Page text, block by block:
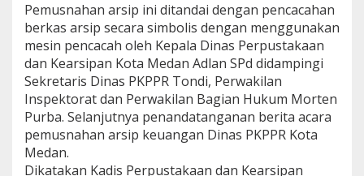
b
a
w
a
h
1
0
T
a
Pemusnahan arsip ini ditandai dengan pencacahan
berkas arsip secara simbolis dengan menggunakan
mesin pencacah oleh Kepala Dinas Perpustakaan
dan Kearsipan Kota Medan Adlan SPd didampingi
Sekretaris Dinas PKPPR Tondi, Perwakilan
Inspektorat dan Perwakilan Bagian Hukum Morten
Purba. Selanjutnya penandatanganan berita acara
pemusnahan arsip keuangan Dinas PKPPR Kota
Medan.
Dikatakan Kadis Perpustakaan dan Kearsipan